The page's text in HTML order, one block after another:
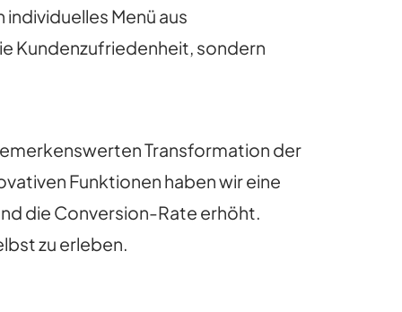
Menü aus
Kundenzufriedenheit, sondern
Transformation der
Funktionen haben wir eine
die Conversion-Rate erhöht.
zu erleben.